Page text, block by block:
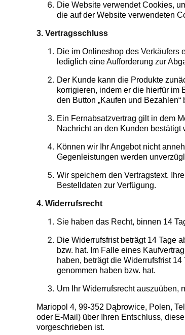
Die Website verwendet Cookies,
die auf der Website verwendeten
3. Vertragsschluss
Die im Onlineshop des Verkäufers
lediglich eine Aufforderung zur
Der Kunde kann die Produkte
korrigieren, indem er die hierfür im
den Button „Kaufen und
Ein Fernabsatzvertrag gilt in dem
Nachricht an den Kunden
Können wir Ihr Angebot nicht
Gegenleistungen werden
Wir speichern den Vertragstext.
Bestelldaten zur Verfügung.
4. Widerrufsrecht
Sie haben das Recht, binnen 14
Die Widerrufsfrist beträgt 14 Tage
bzw. hat. Im Falle eines
haben, beträgt die Widerrufsfrist
genommen haben bzw. hat.
Um Ihr Widerrufsrecht auszuüben,
Mariopol 4, 99-352 Dąbrowice, Polen,
oder E-Mail) über Ihren Entschluss,
vorgeschrieben ist.